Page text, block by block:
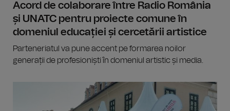
Acord de colaborare între Radio România
și UNATC pentru proiecte comune în
domeniul educației și cercetării artistice
Parteneriatul va pune accent pe formarea noilor
generații de profesioniști în domeniul artistic și media.